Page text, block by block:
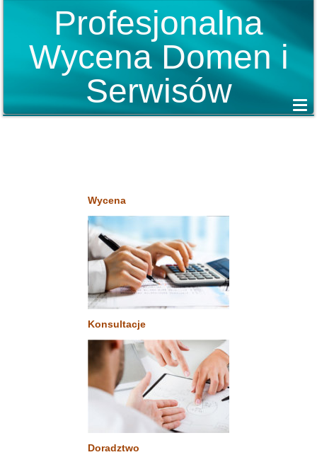
Profesjonalna
Wycena Domen i
Serwisów
Wycena
Konsultacje
Doradztwo